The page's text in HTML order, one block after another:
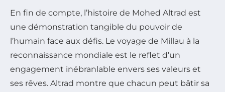
En fin de compte, l’histoire de Mohed Altrad est
une démonstration tangible du pouvoir de
l’humain face aux défis. Le voyage de Millau à la
reconnaissance mondiale est le reflet d’un
engagement inébranlable envers ses valeurs et
ses rêves. Altrad montre que chacun peut bâtir sa